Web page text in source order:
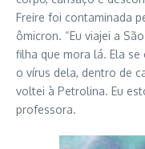
Freire foi contaminada
ômicron. “Eu viajei a
filha que mora lá. Ela
o vírus dela, dentro de
voltei à Petrolina. Eu
professora.